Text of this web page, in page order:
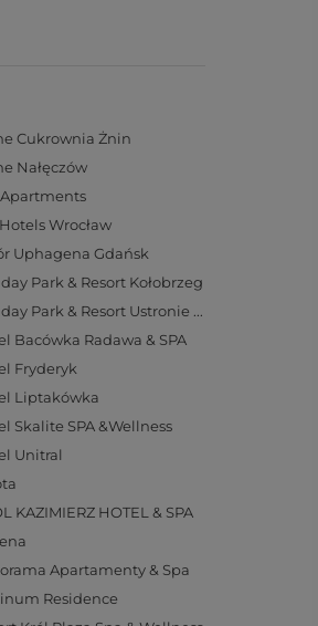
Cukrownia Żnin
Nałęczów
Wrocław
Uphagena Gdańsk
Park & Resort Kołobrzeg
Holiday Park & Resort Ustronie Morskie
Bacówka Radawa & SPA
Fryderyk
Liptakówka
Skalite SPA &Wellness
Unitral
KAZIMIERZ HOTEL & SPA
Apartamenty & Spa
Residence